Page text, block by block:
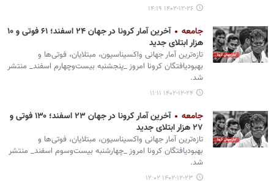
۱۴۰۲-۱۲-۲۶ ۱۴:۱۹
جامعه
آخرین آمار کرونا در جهان ۲۴ اسفند؛ ۶۱ فوتی و ۱۰
هزار ابتلای جدید
تازه‌ترین آمار جهانی واکسیناسیون، مبتلایان، فوتی‌ها و
بهبودیافتگان کرونا امروز _پنجشنبه بیست‌وچهارم اسفند_ منتشر
شد.
۱۴۰۲-۱۲-۲۴ ۱۱:۱۱
جامعه
آخرین آمار کرونا در جهان ۲۳ اسفند؛ ۱۳۰ فوتی و
۲۷ هزار ابتلای جدید
تازه‌ترین آمار جهانی واکسیناسیون، مبتلایان، فوتی‌ها و
بهبودیافتگان کرونا امروز _چهارشنبه بیست‌وسوم اسفند_ منتشر
شد.
۱۴۰۲-۱۲-۲۳ ۱۲:۰۲